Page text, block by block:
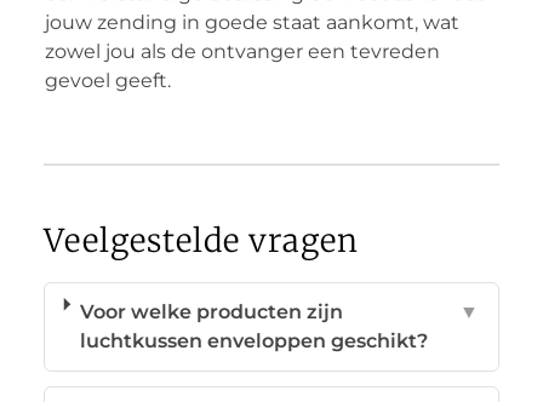
jouw zending in goede staat aankomt, wat
zowel jou als de ontvanger een tevreden
gevoel geeft.
Veelgestelde vragen
Voor welke producten zijn
luchtkussen enveloppen geschikt?
▼